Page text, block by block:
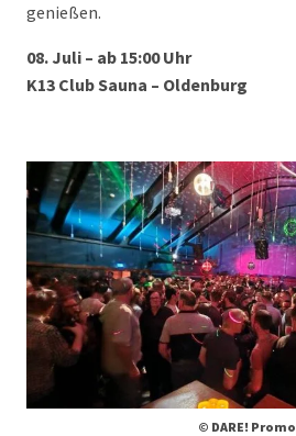
genießen.
08. Juli – ab 15:00 Uhr
K13 Club Sauna – Oldenburg
© DARE! Promo